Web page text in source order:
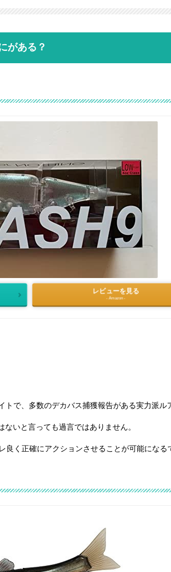
がある？
レビューを見る
- Amazon -
で、多数のデカバス捕獲報告がある実力派ル
いと言っても過言ではありません。
く正確にアクションさせることが可能になる